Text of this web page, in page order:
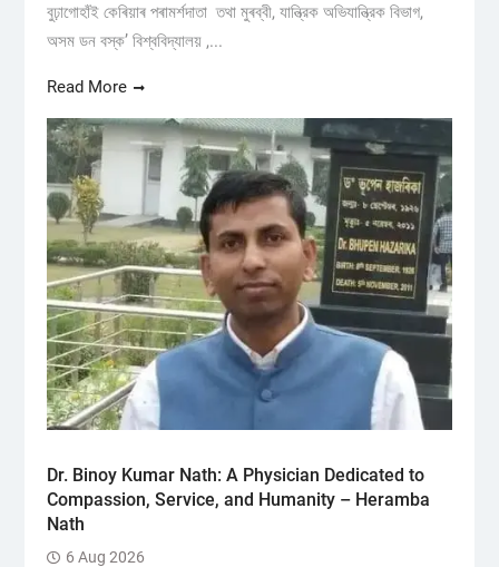
বুঢ়াগোহাঁই কেৰিয়াৰ পৰামৰ্শদাতা তথা মুৰব্বী, যান্ত্রিক অভিযান্ত্রিক বিভাগ,
অসম ডন বস্ক’ বিশ্ববিদ্যালয় ,...
Read More
Dr. Binoy Kumar Nath: A Physician Dedicated to
Compassion, Service, and Humanity – Heramba
Nath
6 Aug 2026